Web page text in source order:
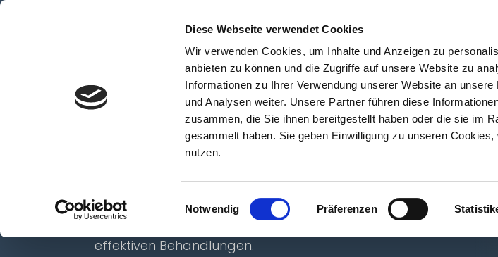
Diese Webseite verwendet Cookies
Wir verwenden Cookies, um Inhalte und Anzeigen zu
anbieten zu können und die Zugriffe auf unsere Website zu
Informationen zu Ihrer Verwendung unserer Website an
und Analysen weiter. Unsere Partner führen diese
zusammen, die Sie ihnen bereitgestellt haben oder die sie im
gesammelt haben. Sie geben Einwilligung zu unseren
nutzen.
Einwilligungsauswahl
Notwendig Präferenzen
Dermatologie Venen Proktologie
Besenreiser entfernen in
Biberach
Entfernen Sie Besenreisern mit unseren kurzen,
effektiven Behandlungen.